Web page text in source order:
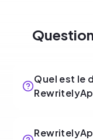
Quel est le